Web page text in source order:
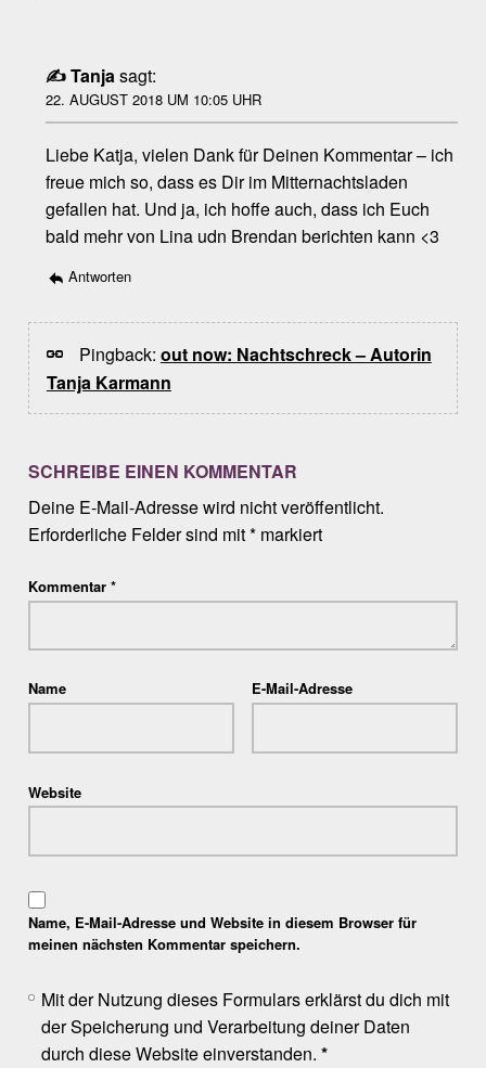
Tanjasagt:
22. AUGUST 2018 UM 10:05 UHR
Liebe Katja, vielen Dank für Deinen Kommentar – ich
freue mich so, dass es Dir im Mitternachtsladen
gefallen hat. Und ja, ich hoffe auch, dass ich Euch
bald mehr von Lina udn Brendan berichten kann <3
Antworten
Pingback: out now: Nachtschreck – Autorin
Tanja Karmann
SCHREIBE EINEN KOMMENTAR
Deine E-Mail-Adresse wird nicht veröffentlicht.
Erforderliche Felder sind mit*markiert
Kommentar *
Name E-Mail-Adresse
Website
Name, E-Mail-Adresse und Website in diesem Browser für
meinen nächsten Kommentar speichern.
Mit der Nutzung dieses Formulars erklärst du dich mit
der Speicherung und Verarbeitung deiner Daten
durch diese Website einverstanden.*